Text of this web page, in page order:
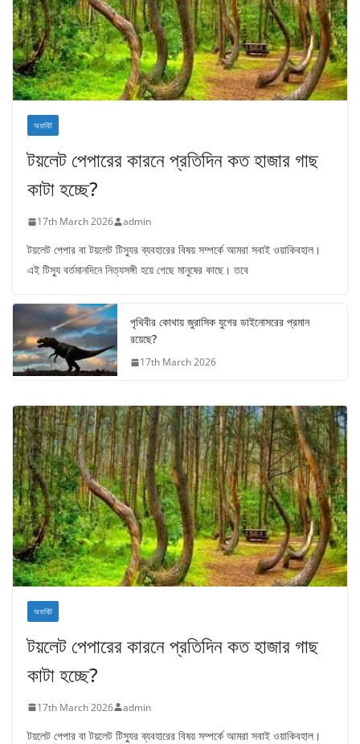
অফবিট
টয়লেট পেপারের কারনে প্রতিদিন কত হাজার গাছ
কাটা হচ্ছে?
17th March 2026 admin
টয়লেট পেপার বা টয়লেট টিস্যুর ব্যবহারের বিষয় সম্পর্কে আমরা সবাই ওয়াকিবহাল।
এই টিস্যু বর্তমানদিনে নিত্যসঙ্গী হয়ে গেছে মানুষের কাছে। তবে
পৃথিবীর কোথায় জুরাসিক যুগের ডাইনোসরের প্রমান
রয়েছে?
17th March 2026
অফবিট
টয়লেট পেপারের কারনে প্রতিদিন কত হাজার গাছ
কাটা হচ্ছে?
17th March 2026 admin
টয়লেট পেপার বা টয়লেট টিস্যুর ব্যবহারের বিষয় সম্পর্কে আমরা সবাই ওয়াকিবহাল।